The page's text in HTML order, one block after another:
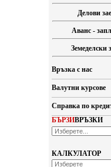
Делови
Аванс -
Земеделски
Връзка с нас
Валутни курсове
Справка по
БЪРЗИВРЪЗКИ
КАЛКУЛАТОР